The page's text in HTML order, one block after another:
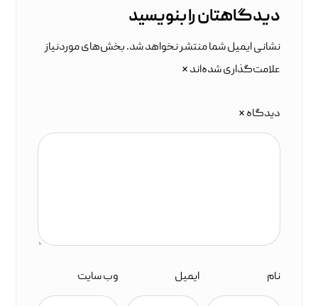
دیدگاهتان را بنویسید
نشانی ایمیل شما منتشر نخواهد شد.بخش‌های موردنیاز
علامت‌گذاری شده‌اند*
دیدگاه*
نام ایمیل وب‌ سایت